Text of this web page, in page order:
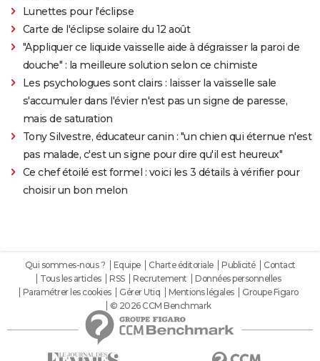
Lunettes pour l'éclipse
Carte de l'éclipse solaire du 12 août
"Appliquer ce liquide vaisselle aide à dégraisser la paroi de
douche" : la meilleure solution selon ce chimiste
Les psychologues sont clairs : laisser la vaisselle sale
s'accumuler dans l'évier n'est pas un signe de paresse,
mais de saturation
Tony Silvestre, éducateur canin : "un chien qui éternue n'est
pas malade, c'est un signe pour dire qu'il est heureux"
Ce chef étoilé est formel : voici les 3 détails à vérifier pour
choisir un bon melon
Qui sommes-nous ? Equipe Charte éditoriale Publicité
Contact
Tous les articles
RSS Recrutement
Données personnelles
Paramétrer les cookies
Gérer Utiq Mentions légales
Groupe Figaro
© 2026 CCM Benchmark